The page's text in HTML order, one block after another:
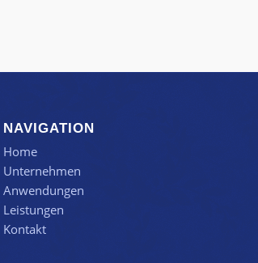
NAVIGATION
Home
Unternehmen
Anwendungen
Leistungen
Kontakt